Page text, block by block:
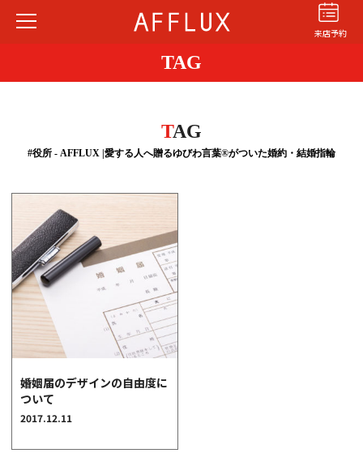
来店予約
商品カテゴリ
ショップ
AFFLUXについて
AFFLUXの永久保証®
無限大のオーダーメイド
ゆびわ言葉®
クオリティ
AFFLUXダイヤモンド
サービス
お役立ち記事
TAG
TAG
#役所 - AFFLUX |愛する人へ贈るゆびわ言葉®がついた婚約・結婚指輪
婚姻届のデザインの自由度に
ついて
2017.12.11